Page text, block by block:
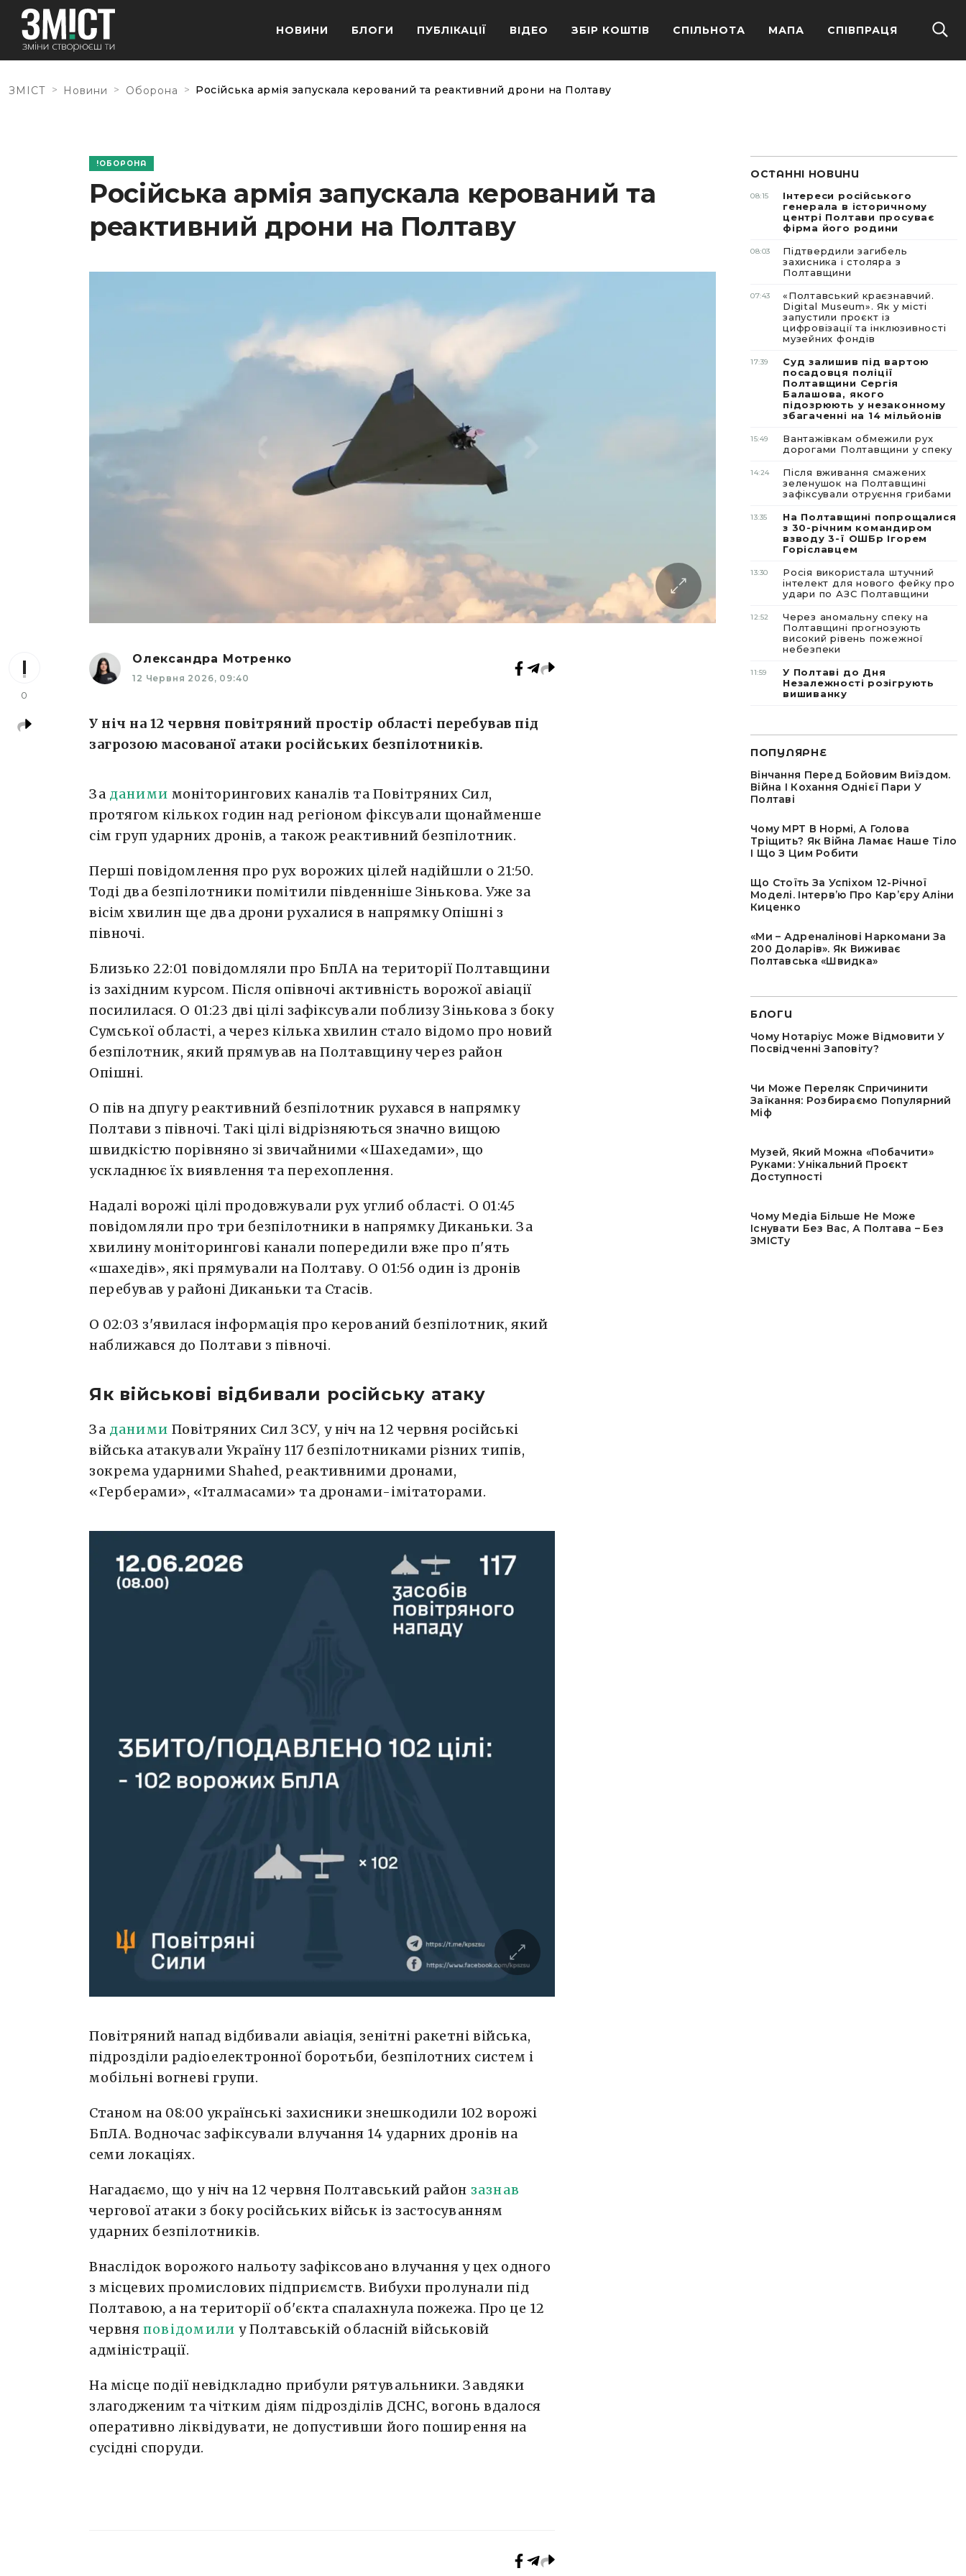
НОВИНИ БЛОГИ ПУБЛІКАЦІЇ ВІДЕО ЗБІР КОШТІВ СПІЛЬНОТА МАПА СПІВПРАЦЯ
ЗМІСТ > Новини > Оборона > Російська армія запускала керований та реактивний дрони на Полтаву
ОБОРОНА
Російська армія запускала керований та
реактивний дрони на Полтаву
0
Олександра Мотренко
12 Червня 2026, 09:40
У ніч на 12 червня повітряний простір області перебував під
загрозою масованої атаки російських безпілотників.
За даними моніторингових каналів та Повітряних Сил,
протягом кількох годин над регіоном фіксували щонайменше
сім груп ударних дронів, а також реактивний безпілотник.
Перші повідомлення про рух ворожих цілей надійшли о 21:50.
Тоді два безпілотники помітили південніше Зінькова. Уже за
вісім хвилин ще два дрони рухалися в напрямку Опішні з
півночі.
Близько 22:01 повідомляли про БпЛА на території Полтавщини
із західним курсом. Після опівночі активність ворожої авіації
посилилася. О 01:23 дві цілі зафіксували поблизу Зінькова з боку
Сумської області, а через кілька хвилин стало відомо про новий
безпілотник, який прямував на Полтавщину через район
Опішні.
О пів на дпугу реактивний безпілотник рухався в напрямку
Полтави з півночі. Такі цілі відрізняються значно вищою
швидкістю порівняно зі звичайними «Шахедами», що
ускладнює їх виявлення та перехоплення.
Надалі ворожі цілі продовжували рух углиб області. О 01:45
повідомляли про три безпілотники в напрямку Диканьки. За
хвилину моніторингові канали попередили вже про п'ять
«шахедів», які прямували на Полтаву. О 01:56 один із дронів
перебував у районі Диканьки та Стасів.
О 02:03 з'явилася інформація про керований безпілотник, який
наближався до Полтави з півночі.
Як військові відбивали російську атаку
За даними Повітряних Сил ЗСУ, у ніч на 12 червня російські
війська атакували Україну 117 безпілотниками різних типів,
зокрема ударними Shahed, реактивними дронами,
«Герберами», «Італмасами» та дронами-імітаторами.
Повітряний напад відбивали авіація, зенітні ракетні війська,
підрозділи радіоелектронної боротьби, безпілотних систем і
мобільні вогневі групи.
Станом на 08:00 українські захисники знешкодили 102 ворожі
БпЛА. Водночас зафіксували влучання 14 ударних дронів на
семи локаціях.
Нагадаємо, що у ніч на 12 червня Полтавський район зазнав
чергової атаки з боку російських військ із застосуванням
ударних безпілотників.
Внаслідок ворожого нальоту зафіксовано влучання у цех одного
з місцевих промислових підприємств. Вибухи пролунали під
Полтавою, а на території об'єкта спалахнула пожежа. Про це 12
червня повідомили у Полтавській обласній військовій
адміністрації.
На місце події невідкладно прибули рятувальники. Завдяки
злагодженим та чітким діям підрозділів ДСНС, вогонь вдалося
оперативно ліквідувати, не допустивши його поширення на
сусідні споруди.
ОСТАННІ НОВИНИ
08:15
Інтереси російського
генерала в історичному
центрі Полтави просуває
фірма його родини
08:03
Підтвердили загибель
захисника і столяра з
Полтавщини
07:43
«Полтавський краєзнавчий.
Digital Museum». Як у місті
запустили проєкт із
цифровізації та інклюзивності
музейних фондів
17:39
Суд залишив під вартою
посадовця поліції
Полтавщини Сергія
Балашова, якого
підозрюють у незаконному
збагаченні на 14 мільйонів
15:49
Вантажівкам обмежили рух
дорогами Полтавщини у спеку
14:24
Після вживання смажених
зеленушок на Полтавщині
зафіксували отруєння грибами
13:35
На Полтавщині попрощалися
з 30-річним командиром
взводу 3-ї ОШБр Ігорем
Горіславцем
13:30
Росія використала штучний
інтелект для нового фейку про
удари по АЗС Полтавщини
12:52
Через аномальну спеку на
Полтавщині прогнозують
високий рівень пожежної
небезпеки
11:59
У Полтаві до Дня
Незалежності розігрують
вишиванку
ПОПУЛЯРНЕ
Вінчання Перед Бойовим Виїздом.
Війна І Кохання Однієї Пари У
Полтаві
Чому МРТ В Нормі, А Голова
Тріщить? Як Війна Ламає Наше Тіло
І Що З Цим Робити
Що Стоїть За Успіхом 12-Річної
Моделі. Інтервʼю Про Карʼєру Аліни
Киценко
«Ми – Адреналінові Наркомани За
200 Доларів». Як Виживає
Полтавська «швидка»
БЛОГИ
Чому Нотаріус Може Відмовити У
Посвідченні Заповіту?
Чи Може Переляк Спричинити
Заїкання: Розбираємо Популярний
Міф
Музей, Який Можна «побачити»
Руками: Унікальний Проєкт
Доступності
Чому Медіа Більше Не Може
Існувати Без Вас, А Полтава – Без
ЗМІСТу